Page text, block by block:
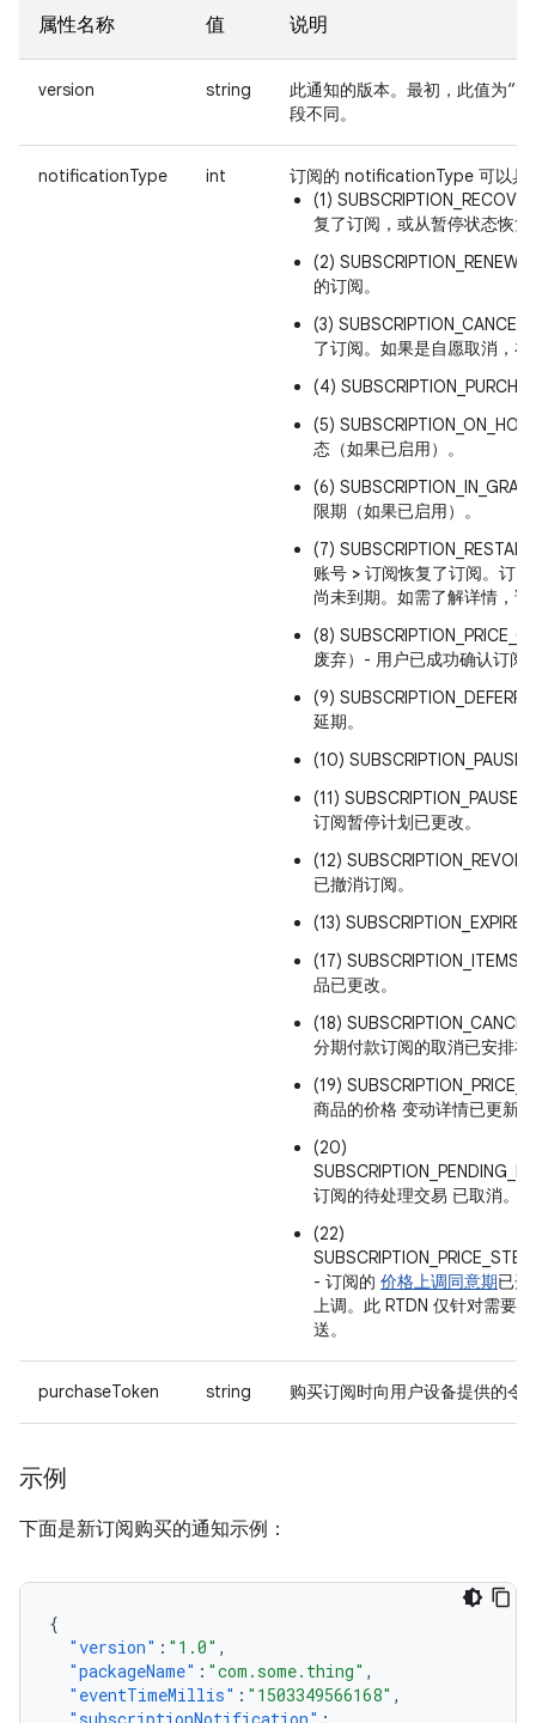
属性名称 值 说明
version string
此通知的版本。最初，此值为
段不同。
notificationType int
订阅的 notificationType 可以具
(1)
复了订阅，或从暂停状态恢复
(2)
的订阅。
(3)
了订阅。如果是自愿取消，
(4)
(5)
态（如果已启用）。
(6)
限期（如果已启用）。
(7)
账号 > 订阅恢复了订阅。订
尚未到期。如需了解详情，
(8)
废弃）- 用户已成功确认订阅
(9)
延期。
(10)
(11)
订阅暂停计划已更改。
(12)
已撤消订阅。
(13)
(17)
品已更改。
(18)
分期付款订阅的取消已安排
(19)
商品的价格 变动详情已更新。
(20)
订阅的待处理交易 已取消。
(22)
- 订阅的 价格上调同意期已
上调。此 RTDN 仅针对需要
送。
purchaseToken string 购买订阅时向用户设备提供的令
示例
下面是新订阅购买的通知示例：
{
"version" : "1.0" ,
"packageName" : "com.some.thing" ,
"eventTimeMillis" : "1503349566168" ,